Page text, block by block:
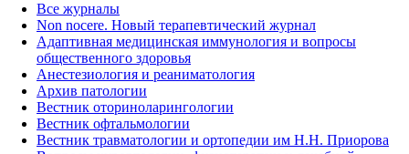
Все журналы
Non nocere. Новый терапевтический журнал
Адаптивная медицинская иммунология и вопросы
общественного здоровья
Анестезиология и реаниматология
Архив патологии
Вестник оториноларингологии
Вестник офтальмологии
Вестник травматологии и ортопедии им Н.Н. Приорова